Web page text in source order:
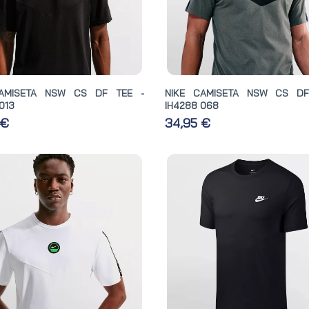
NSW CS DF TEE -
NIKE CAMISETA NSW CS
IH4288 068
34,95 €